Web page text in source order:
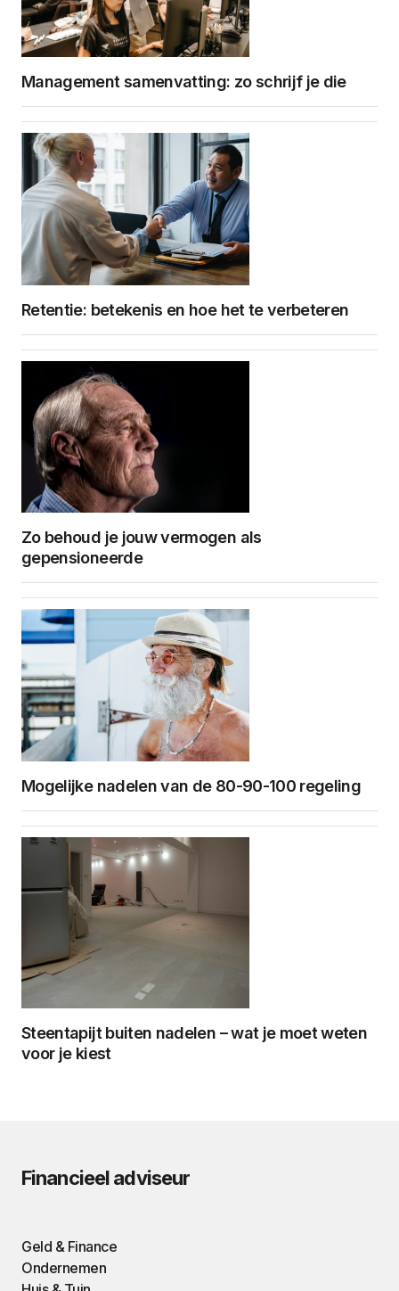
Management samenvatting: zo schrijf je die
Retentie: betekenis en hoe het te verbeteren
Zo behoud je jouw vermogen als
gepensioneerde
Mogelijke nadelen van de 80-90-100 regeling
Steentapijt buiten nadelen – wat je moet weten
voor je kiest
Financieel adviseur
Geld & Finance
Ondernemen